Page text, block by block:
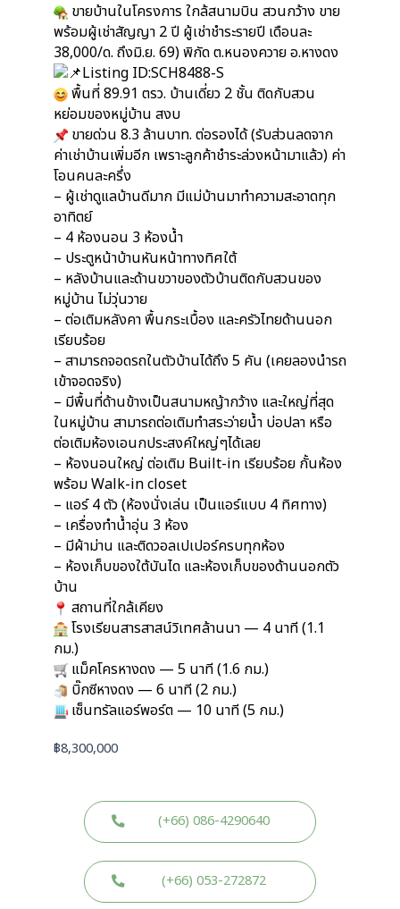
ขายบ้านในโครงการ ใกล้สนามบิน สวนกว้าง ขาย
พร้อมผู้เช่าสัญญา 2 ปี ผู้เช่าชำระรายปี เดือนละ
38,000/ด. ถึงมิ.ย. 69) พิกัด ต.หนองควาย อ.หางดง
Listing ID:SCH8488-S
พื้นที่ 89.91 ตรว. บ้านเดี่ยว 2 ชั้น ติดกับสวน
หย่อมของหมู่บ้าน สงบ
ขายด่วน 8.3 ล้านบาท. ต่อรองได้ (รับส่วนลดจาก
ค่าเช่าบ้านเพิ่มอีก เพราะลูกค้าชำระล่วงหน้ามาแล้ว) ค่า
โอนคนละครึ่ง
– ผู้เช่าดูแลบ้านดีมาก มีแม่บ้านมาทำความสะอาดทุก
อาทิตย์
– 4 ห้องนอน 3 ห้องน้ำ
– ประตูหน้าบ้านหันหน้าทางทิศใต้
– หลังบ้านและด้านขวาของตัวบ้านติดกับสวนของ
หมู่บ้าน ไม่วุ่นวาย
– ต่อเติมหลังคา พื้นกระเบื้อง และครัวไทยด้านนอก
เรียบร้อย
– สามารถจอดรถในตัวบ้านได้ถึง 5 คัน (เคยลองนำรถ
เข้าจอดจริง)
– มีพื้นที่ด้านข้างเป็นสนามหญ้ากว้าง และใหญ่ที่สุด
ในหมู่บ้าน สามารถต่อเติมทำสระว่ายน้ำ บ่อปลา หรือ
ต่อเติมห้องเอนกประสงค์ใหญ่ๆได้เลย
– ห้องนอนใหญ่ ต่อเติม Built-in เรียบร้อย กั้นห้อง
พร้อม Walk-in closet
– แอร์ 4 ตัว (ห้องนั่งเล่น เป็นแอร์แบบ 4 ทิศทาง)
– เครื่องทำน้ำอุ่น 3 ห้อง
– มีผ้าม่าน และติดวอลเปเปอร์ครบทุกห้อง
– ห้องเก็บของใต้บันได และห้องเก็บของด้านนอกตัว
บ้าน
สถานที่ใกล้เคียง
โรงเรียนสารสาสน์วิเทศล้านนา — 4 นาที (1.1
กม.)
แม็คโครหางดง — 5 นาที (1.6 กม.)
บิ๊กซีหางดง — 6 นาที (2 กม.)
เซ็นทรัลแอร์พอร์ต — 10 นาที (5 กม.)
฿8,300,000
(+66) 086-4290640
(+66) 053-272872